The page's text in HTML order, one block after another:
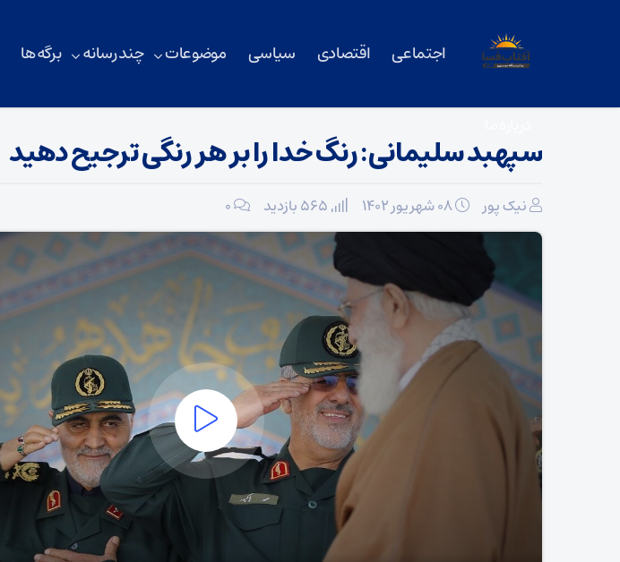
اجتماعی اقتصادی سیاسی موضوعات چند رسانه برگه ها
سپهبد سلیمانی: رنگ خدا را بر هر رنگی ترجیح دهید
نیک پور ۰